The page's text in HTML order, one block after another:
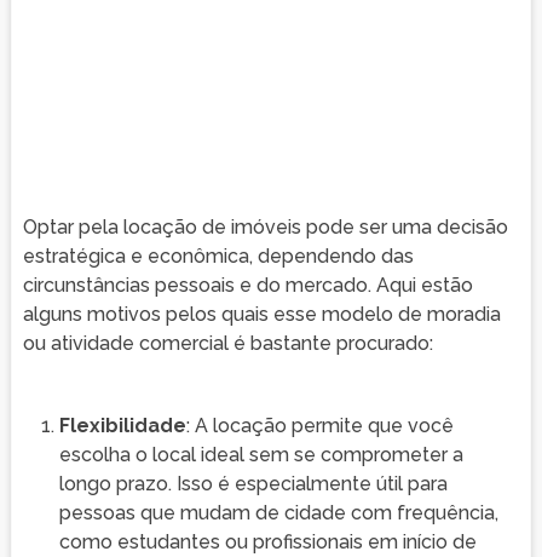
Optar pela locação de imóveis pode ser uma decisão
estratégica e econômica, dependendo das
circunstâncias pessoais e do mercado. Aqui estão
alguns motivos pelos quais esse modelo de moradia
ou atividade comercial é bastante procurado:
Flexibilidade: A locação permite que você
escolha o local ideal sem se comprometer a
longo prazo. Isso é especialmente útil para
pessoas que mudam de cidade com frequência,
como estudantes ou profissionais em início de